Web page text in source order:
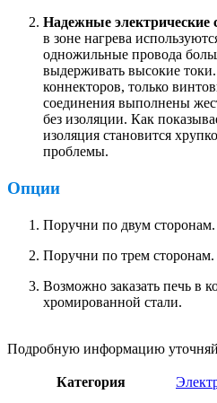
Надежные электрические
в зоне нагрева
одножильные провода
выдерживать высокие
коннекторов, только
соединения выполнены
без изоляции. Как
изоляция становится
проблемы.
Опции
Поручни по двум сторонам.
Поручни по трем сторонам.
Возможно заказать печь в
хромированной стали.
Подробную информацию
Категория